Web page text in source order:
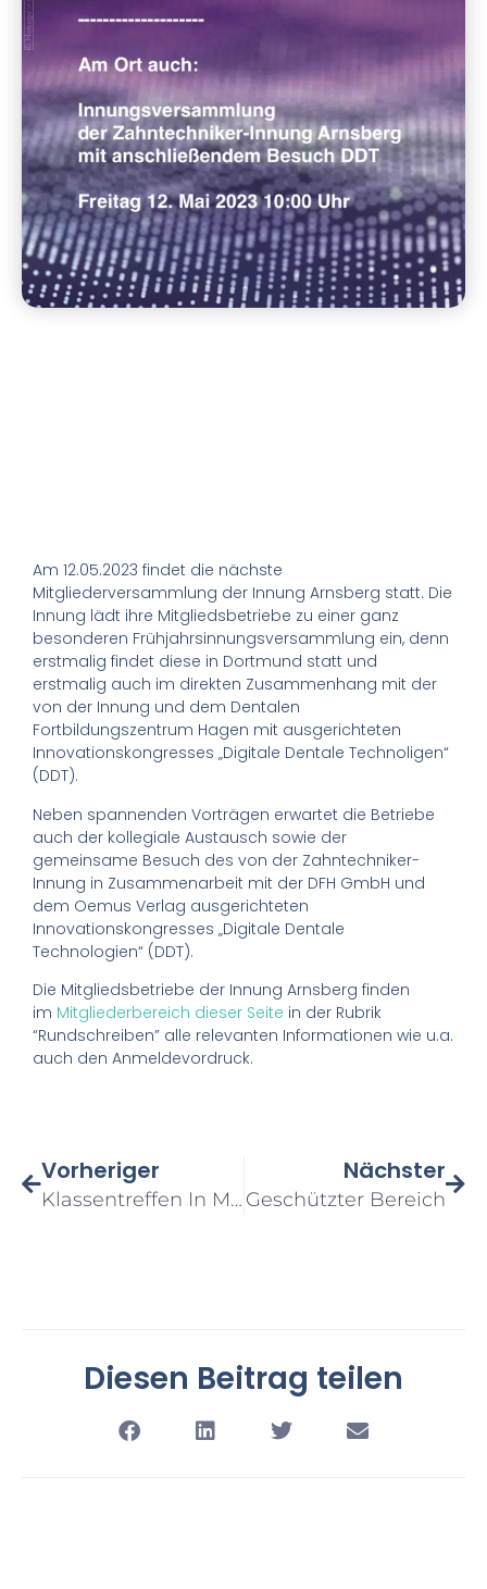
Am 12.05.2023 findet die nächste
Mitgliederversammlung der Innung Arnsberg statt. Die
Innung lädt ihre Mitgliedsbetriebe zu einer ganz
besonderen Frühjahrsinnungsversammlung ein, denn
erstmalig findet diese in Dortmund statt und
erstmalig auch im direkten Zusammenhang mit der
von der Innung und dem Dentalen
Fortbildungszentrum Hagen mit ausgerichteten
Innovationskongresses „Digitale Dentale Technoligen“
(DDT).
Neben spannenden Vorträgen erwartet die Betriebe
auch der kollegiale Austausch sowie der
gemeinsame Besuch des von der Zahntechniker-
Innung in Zusammenarbeit mit der DFH GmbH und
dem Oemus Verlag ausgerichteten
Innovationskongresses „Digitale Dentale
Technologien“ (DDT).
Die Mitgliedsbetriebe der Innung Arnsberg finden
im Mitgliederbereich dieser Seite in der Rubrik
“Rundschreiben” alle relevanten Informationen wie u.a.
auch den Anmeldevordruck.
Vorheriger
Klassentreffen In Münster Zum 25jährigen Meisterjubiläum
Nächster
Geschützter Bereich
Diesen Beitrag teilen